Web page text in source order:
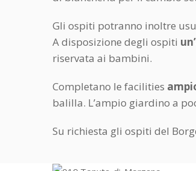
Gli ospiti potranno inoltre
A disposizione degli ospiti
riservata ai bambini.
Completano le facilities
balilla. L’ampio giardino a
Su richiesta gli ospiti del